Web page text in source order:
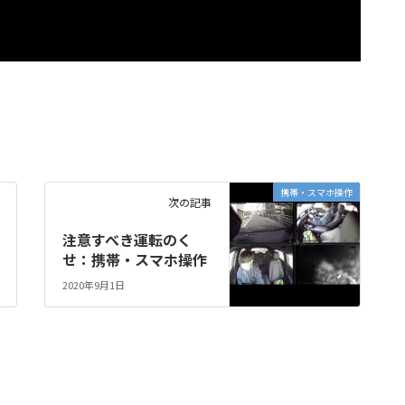
携帯・スマホ操作
次の記事
注意すべき運転のく
せ：携帯・スマホ操作
2020年9月1日